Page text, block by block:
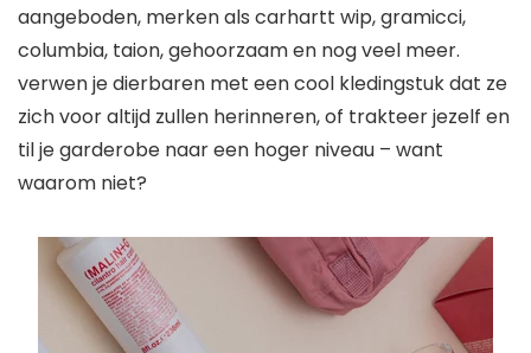
aangeboden, merken als carhartt wip, gramicci,
columbia, taion, gehoorzaam en nog veel meer.
verwen je dierbaren met een cool kledingstuk dat ze
zich voor altijd zullen herinneren, of trakteer jezelf en
til je garderobe naar een hoger niveau – want
waarom niet?